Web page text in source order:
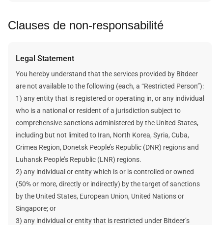
hashrate » pour obtenir des informations sur chaque plan.
peuvent vous aider à déterminer les revenus probables.
prix futur des cryptomonnaies, la difficulté du réseau et la
récompense par bloc sont statiques et resteront inchangés.
Bitdeer ne fait aucune promesse sur vos gains futurs. Tous les
chiffres de gains futurs mentionnés ici sont des estimations et
des hypothèses. Votre revenu réel sera affecté par de
nombreux facteurs qui échappent au contrôle de Bitdeer.
Clauses de non-responsabilité
Legal Statement
You hereby understand that the services provided by Bitdeer
are not available to the following (each, a “Restricted Person”):
1) any entity that is registered or operating in, or any individual
who is a national or resident of a jurisdiction subject to
comprehensive sanctions administered by the United States,
including but not limited to Iran, North Korea, Syria, Cuba,
Crimea Region, Donetsk People’s Republic (DNR) regions and
Luhansk People’s Republic (LNR) regions.
2) any individual or entity which is or is controlled or owned
(50% or more, directly or indirectly) by the target of sanctions
by the United States, European Union, United Nations or
Singapore; or
3) any individual or entity that is restricted under Bitdeer’s